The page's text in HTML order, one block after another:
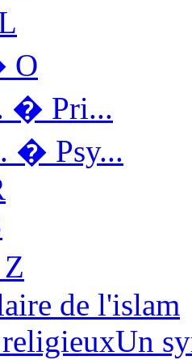
O
� Pri...
� Psy...
de l'islam
Un